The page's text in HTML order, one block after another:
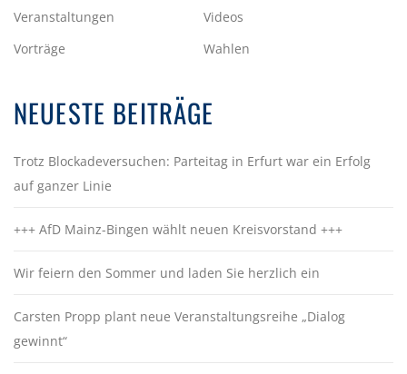
G
A
T
I
O
N
Veranstaltungen
Videos
Vorträge
Wahlen
NEUESTE BEITRÄGE
Trotz Blockadeversuchen: Parteitag in Erfurt war ein Erfolg
auf ganzer Linie
+++ AfD Mainz-Bingen wählt neuen Kreisvorstand +++
Wir feiern den Sommer und laden Sie herzlich ein
Carsten Propp plant neue Veranstaltungsreihe „Dialog
gewinnt“